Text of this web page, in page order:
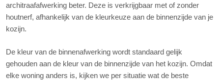
architraafafwerking beter. Deze is verkrijgbaar met of zonder
houtnerf, afhankelijk van de kleurkeuze aan de binnenzijde van je
kozijn.
De kleur van de binnenafwerking wordt standaard gelijk
gehouden aan de kleur van de binnenzijde van het kozijn. Omdat
elke woning anders is, kijken we per situatie wat de beste